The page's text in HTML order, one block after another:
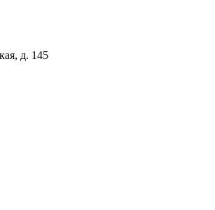
д. 145